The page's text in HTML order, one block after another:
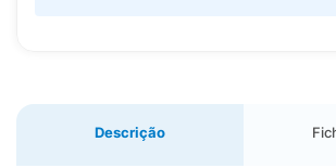
Descrição